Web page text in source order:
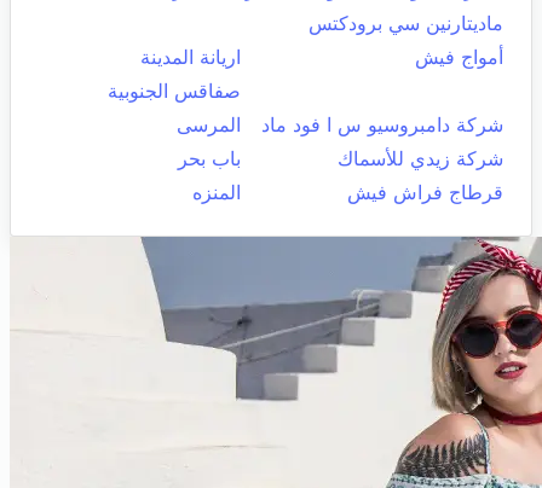
ماديتارنين سي برودكتس
أمواج فيش
اريانة المدينة
صفاقس الجنوبية
شركة دامبروسيو س ا فود ماد
المرسى
شركة زيدي للأسماك
باب بحر
قرطاج فراش فيش
المنزه